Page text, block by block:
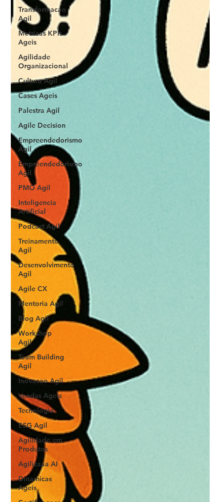
Transformacao
Agil
Metricas KPIs
Ageis
Agilidade
Organizacional
Cultura Agil
Cases Ageis
Palestra Agil
Agile Decision
Empreendedorismo
Ágil
Empreendedorismo
Agil
PMO Agil
Inteligencia
Artificial
Podcast Agil
Treinamento
Agil
Desenvolvimento
Agil
Agile CX
Mentoria Agil
Blog Agil
Workshop
Agil
Team Building
Agil
Inovacao Agil
Vendas Ageis
Tecnologia
ESG Agil
Agilidade em
Produtos
Agilizaaa AI
Dinamicas
Ageis